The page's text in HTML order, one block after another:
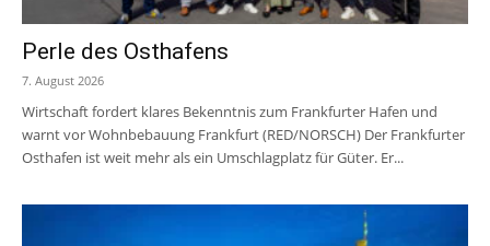
Perle des Osthafens
7. August 2026
Wirtschaft fordert klares Bekenntnis zum Frankfurter Hafen und
warnt vor Wohnbebauung Frankfurt (RED/NORSCH) Der Frankfurter
Osthafen ist weit mehr als ein Umschlagplatz für Güter. Er...